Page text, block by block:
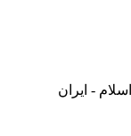
- ایران